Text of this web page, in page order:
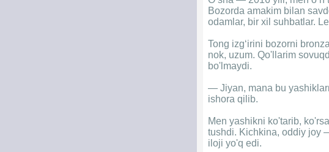
Bozorda amakim bilan
odamlar, bir xil suhbatlar.
Tong izg‘irini bozorni
nok, uzum. Qo'llarim
bo'lmaydi.
— Jiyan, mana bu
ishora qilib.
Men yashikni ko'tarib,
tushdi. Kichkina, oddiy joy
iloji yo'q edi.